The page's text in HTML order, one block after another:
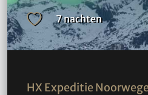
7 nachten
HX Expeditie